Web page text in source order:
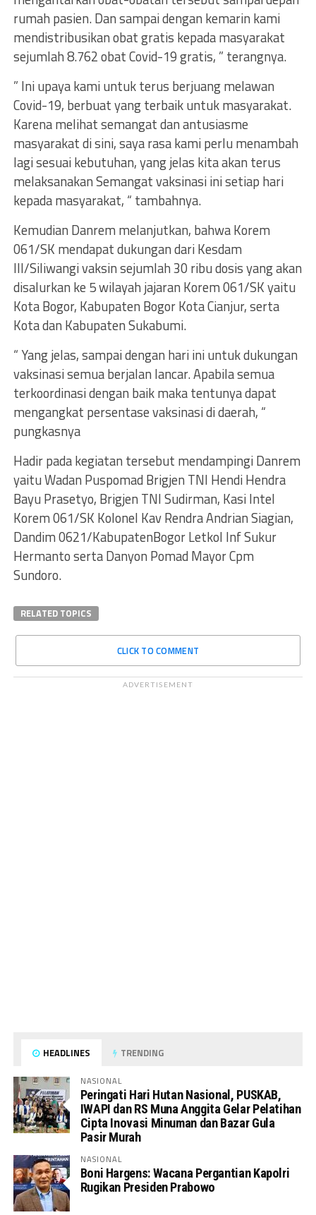
rumah pasien. Dan sampai dengan kemarin kami
mendistribusikan obat gratis kepada masyarakat
sejumlah 8.762 obat Covid-19 gratis, ” terangnya.
” Ini upaya kami untuk terus berjuang melawan
Covid-19, berbuat yang terbaik untuk masyarakat.
Karena melihat semangat dan antusiasme
masyarakat di sini, saya rasa kami perlu menambah
lagi sesuai kebutuhan, yang jelas kita akan terus
melaksanakan Semangat vaksinasi ini setiap hari
kepada masyarakat, “ tambahnya.
Kemudian Danrem melanjutkan, bahwa Korem
061/SK mendapat dukungan dari Kesdam
III/Siliwangi vaksin sejumlah 30 ribu dosis yang akan
disalurkan ke 5 wilayah jajaran Korem 061/SK yaitu
Kota Bogor, Kabupaten Bogor Kota Cianjur, serta
Kota dan Kabupaten Sukabumi.
“ Yang jelas, sampai dengan hari ini untuk dukungan
vaksinasi semua berjalan lancar. Apabila semua
terkoordinasi dengan baik maka tentunya dapat
mengangkat persentase vaksinasi di daerah, “
pungkasnya
Hadir pada kegiatan tersebut mendampingi Danrem
yaitu Wadan Puspomad Brigjen TNI Hendi Hendra
Bayu Prasetyo, Brigjen TNI Sudirman, Kasi Intel
Korem 061/SK Kolonel Kav Rendra Andrian Siagian,
Dandim 0621/KabupatenBogor Letkol Inf Sukur
Hermanto serta Danyon Pomad Mayor Cpm
Sundoro.
RELATED TOPICS
CLICK TO COMMENT
ADVERTISEMENT
HEADLINES TRENDING
NASIONAL
Peringati Hari Hutan Nasional, PUSKAB,
IWAPI dan RS Muna Anggita Gelar Pelatihan
Cipta Inovasi Minuman dan Bazar Gula
Pasir Murah
NASIONAL
Boni Hargens: Wacana Pergantian Kapolri
Rugikan Presiden Prabowo